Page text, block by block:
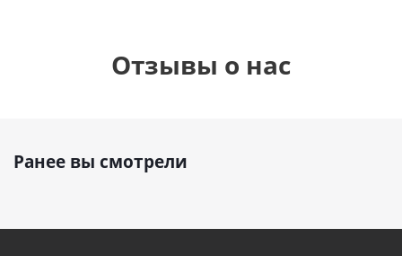
Отзывы о нас
Ранее вы смотрели